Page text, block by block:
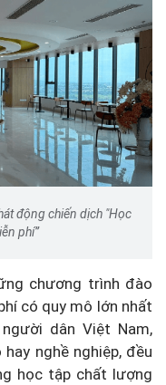
động chiến dịch "Học
phí”
chương trình đào
có quy mô lớn nhất
dân Việt Nam,
nghề nghiệp, đều
học tập chất lượng